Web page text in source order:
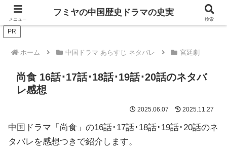
ドラマは歴史を知るともっと面白い！
PR
ホーム 中国ドラマ あらすじ ネタバレ 宮廷劇
尚食 16話･17話･18話･19話･20話のネタバ
レ感想
2025.06.07 2025.11.27
中国ドラマ「尚食」の16話･17話･18話･19話･20話のネ
タバレを感想つきで紹介します。
メニュー
フミヤの中国歴史ドラマの史実
検索